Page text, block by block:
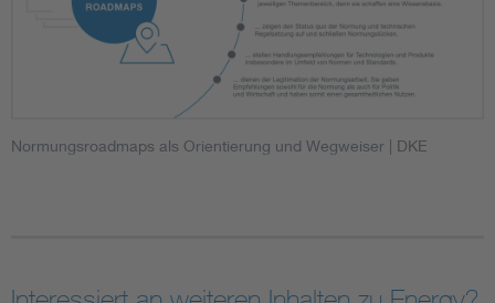
Normungsroadmaps als Orientierung und Wegweiser | DKE